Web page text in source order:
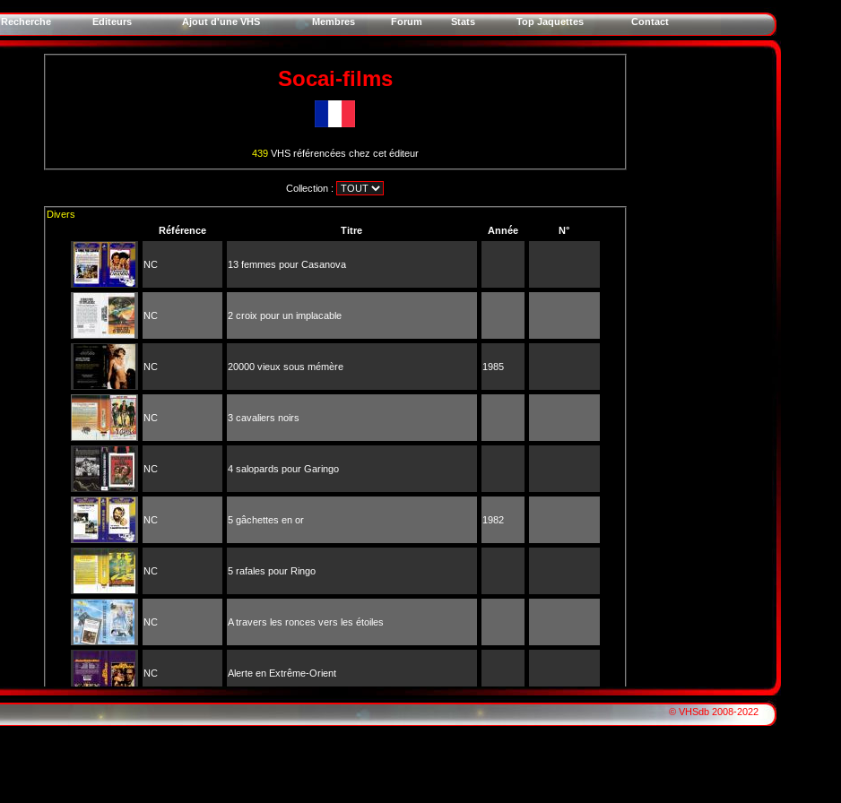
Recherche Editeurs Ajout d'une VHS Membres Forum Stats Top Jaquettes Contact
Socai-films
439VHS référencées chez cet éditeur
Collection :
Divers
Référence
Titre Année N°
NC 13 femmes pour Casanova
NC 2 croix pour un implacable
NC 20000 vieux sous mémère 1985
NC 3 cavaliers noirs
NC 4 salopards pour Garingo
NC 5 gâchettes en or 1982
NC 5 rafales pour Ringo
NC A travers les ronces vers les étoiles
NC Alerte en Extrême-Orient
NC American kiss
© VHSdb 2008-2022